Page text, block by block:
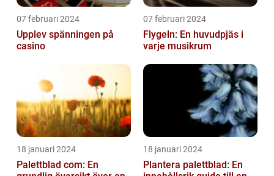
07 februari 2024
Upplev spänningen på
casino
07 februari 2024
Flygeln: En huvudpjäs i
varje musikrum
18 januari 2024
Palettblad com: En
18 januari 2024
Plantera palettblad: En